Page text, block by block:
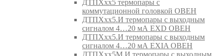
ДТПХхх5 термопары с
коммутационной головкой ОВЕН
ДТПХхх5.И термопары с выходным
сигналом 4…20 мА EXD ОВЕН
ДТПХхх5.И термопары с выходным
сигналом 4…20 мА EXIA ОВЕН
ДТПХхх5М.И термопары с выходным